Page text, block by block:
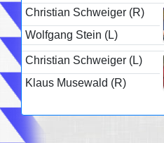
Christian Schweiger (R)
Wolfgang Stein (L)
Christian Schweiger (L)
Klaus Musewald (R)